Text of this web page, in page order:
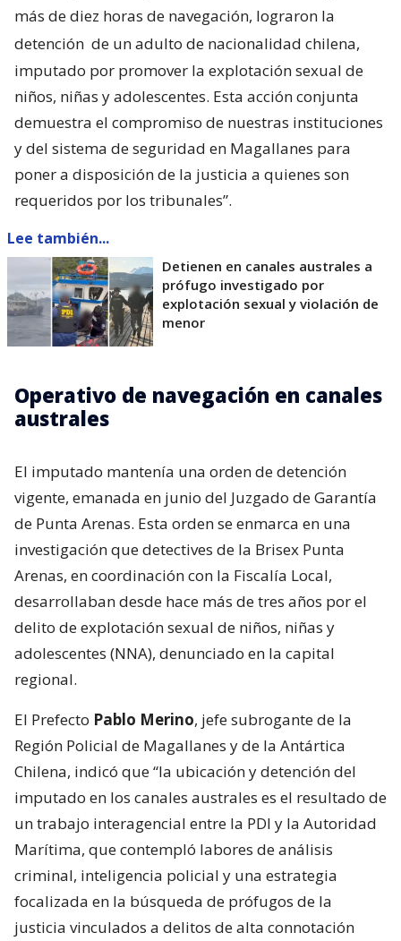
más de diez horas de navegación, lograron la
detención de un adulto de nacionalidad chilena,
imputado por promover la explotación sexual de
niños, niñas y adolescentes. Esta acción conjunta
demuestra el compromiso de nuestras instituciones
y del sistema de seguridad en Magallanes para
poner a disposición de la justicia a quienes son
requeridos por los tribunales”.
Lee también...
Detienen en canales australes a
prófugo investigado por
explotación sexual y violación de
menor
Operativo de navegación en canales
australes
El imputado mantenía una orden de detención
vigente, emanada en junio del Juzgado de Garantía
de Punta Arenas. Esta orden se enmarca en una
investigación que detectives de la Brisex Punta
Arenas, en coordinación con la Fiscalía Local,
desarrollaban desde hace más de tres años por el
delito de explotación sexual de niños, niñas y
adolescentes (NNA), denunciado en la capital
regional.
El Prefecto Pablo Merino, jefe subrogante de la
Región Policial de Magallanes y de la Antártica
Chilena, indicó que “la ubicación y detención del
imputado en los canales australes es el resultado de
un trabajo interagencial entre la PDI y la Autoridad
Marítima, que contempló labores de análisis
criminal, inteligencia policial y una estrategia
focalizada en la búsqueda de prófugos de la
justicia vinculados a delitos de alta connotación